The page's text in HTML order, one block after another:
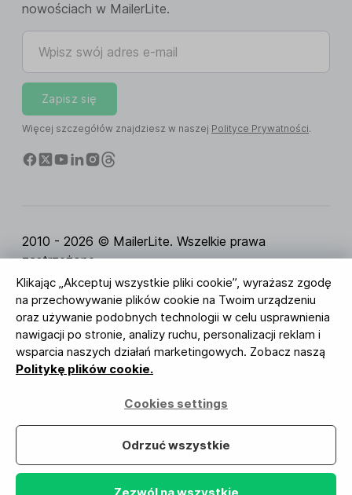
Klikając „Akceptuj wszystkie pliki cookie”, wyrażasz zgodę
na przechowywanie plików cookie na Twoim urządzeniu
oraz używanie podobnych technologii w celu usprawnienia
nawigacji po stronie, analizy ruchu, personalizacji reklam i
wsparcia naszych działań marketingowych. Zobacz naszą
Politykę plików cookie.
Cookies settings
Odrzuć wszystkie
nowościach w MailerLite.
Wpisz swój adres e-mail
Zapisz się
Więcej szczegółów znajdziesz w naszej Polityce Prywatności.
2010 - 2026 © MailerLite. Wszelkie prawa
zastrzeżone.
Regulamin Serwisu Polityka Prywatności
Strona
zaufania
Ustawienia ciasteczek
Identyfikacja
wizualna
BUREAU VERITAS
ISO 27001 Certification
Zgodność z RODO